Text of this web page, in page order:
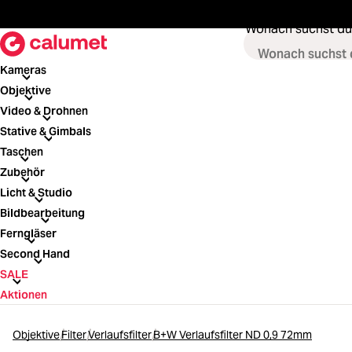
Wonach suchst
Kameras
Kameras
Objektive
Objektive
Video & Drohnen
Video & Drohnen
Stative & Gimbals
Stative & Gimbals
Taschen
Taschen
Zubehör
Zubehör
Licht & Studio
Licht & Studio
Bildbearbeitung
Bildbearbeitung
Ferngläser
Ferngläser
Second Hand
Second Hand
SALE
SALE
Aktionen
ObjektiveFilterVerlaufsfilterB+W Verlaufsfilter ND 0,9 72mm